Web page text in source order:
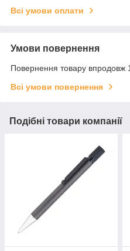
Всі умови оплати
Умови повернення
Повернення товару впродовж
Всі умови повернення
Подібні товари компанії